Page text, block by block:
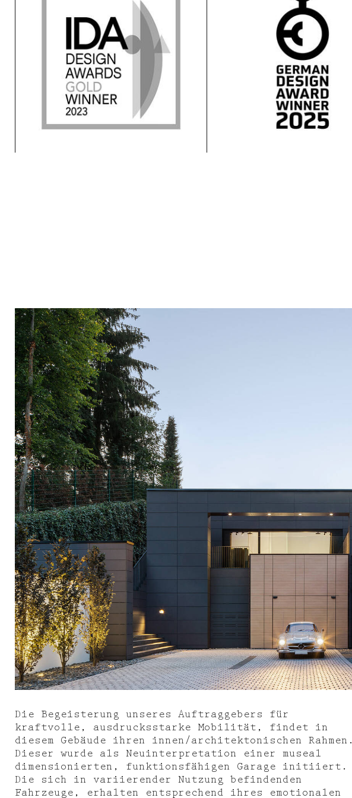
Die Begeisterung unseres Auftraggebers für
kraftvolle, ausdrucksstarke Mobilität, findet in
diesem Gebäude ihren innen/architektonischen Rahmen.
Dieser wurde als Neuinterpretation einer museal
dimensionierten, funktionsfähigen Garage initiiert.
Die sich in variierender Nutzung befindenden
Fahrzeuge, erhalten entsprechend ihres emotionalen